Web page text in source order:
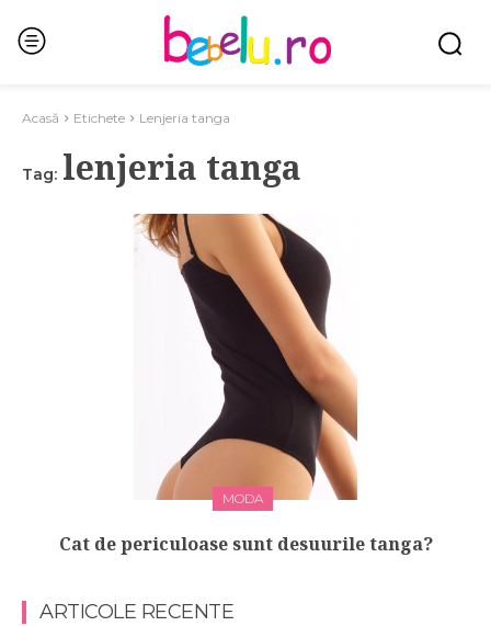
Acasă Etichete Lenjeria tanga
Tag: lenjeria tanga
MODA
Cat de periculoase sunt desuurile tanga?
ARTICOLE RECENTE